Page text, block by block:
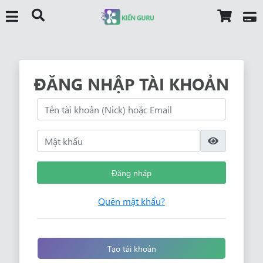
ĐĂNG NHẬP TÀI KHOẢN
Đăng nhập
Quên mật khẩu?
Tạo tài khoản